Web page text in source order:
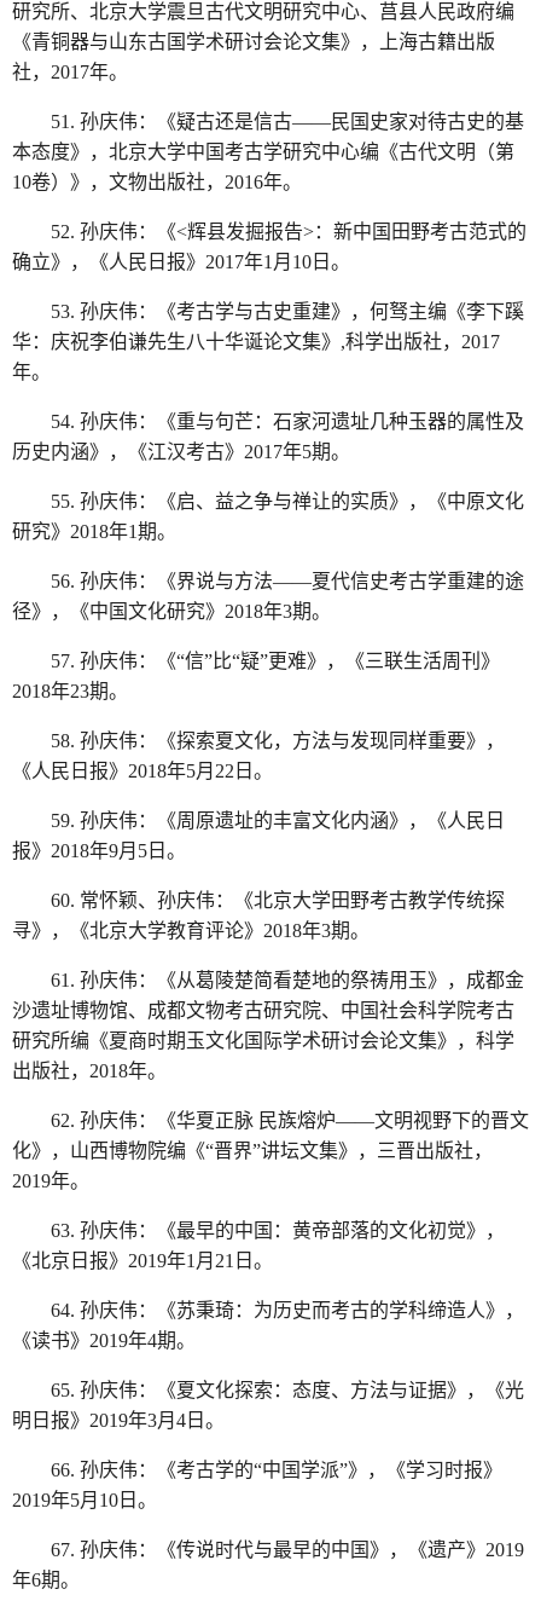
研究所、北京大学震旦古代文明研究中心、莒县人民政府编
《青铜器与山东古国学术研讨会论文集》，上海古籍出版
社，2017年。
51. 孙庆伟：《疑古还是信古——民国史家对待古史的基
本态度》，北京大学中国考古学研究中心编《古代文明（第
10卷）》，文物出版社，2016年。
52. 孙庆伟：《<辉县发掘报告>：新中国田野考古范式的
确立》，《人民日报》2017年1月10日。
53. 孙庆伟：《考古学与古史重建》，何驽主编《李下蹊
华：庆祝李伯谦先生八十华诞论文集》,科学出版社，2017
年。
54. 孙庆伟：《重与句芒：石家河遗址几种玉器的属性及
历史内涵》，《江汉考古》2017年5期。
55. 孙庆伟：《启、益之争与禅让的实质》，《中原文化
研究》2018年1期。
56. 孙庆伟：《界说与方法——夏代信史考古学重建的途
径》，《中国文化研究》2018年3期。
57. 孙庆伟：《“信”比“疑”更难》，《三联生活周刊》
2018年23期。
58. 孙庆伟：《探索夏文化，方法与发现同样重要》，
《人民日报》2018年5月22日。
59. 孙庆伟：《周原遗址的丰富文化内涵》，《人民日
报》2018年9月5日。
60. 常怀颖、孙庆伟：《北京大学田野考古教学传统探
寻》，《北京大学教育评论》2018年3期。
61. 孙庆伟：《从葛陵楚简看楚地的祭祷用玉》，成都金
沙遗址博物馆、成都文物考古研究院、中国社会科学院考古
研究所编《夏商时期玉文化国际学术研讨会论文集》，科学
出版社，2018年。
62. 孙庆伟：《华夏正脉 民族熔炉——文明视野下的晋文
化》，山西博物院编《“晋界”讲坛文集》，三晋出版社，
2019年。
63. 孙庆伟：《最早的中国：黄帝部落的文化初觉》，
《北京日报》2019年1月21日。
64. 孙庆伟：《苏秉琦：为历史而考古的学科缔造人》，
《读书》2019年4期。
65. 孙庆伟：《夏文化探索：态度、方法与证据》，《光
明日报》2019年3月4日。
66. 孙庆伟：《考古学的“中国学派”》，《学习时报》
2019年5月10日。
67. 孙庆伟：《传说时代与最早的中国》，《遗产》2019
年6期。